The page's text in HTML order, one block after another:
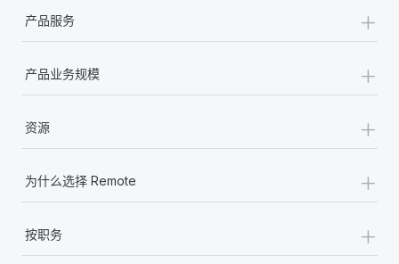
产品服务 +
产品业务规模 +
资源 +
为什么选择 Remote +
按职务 +